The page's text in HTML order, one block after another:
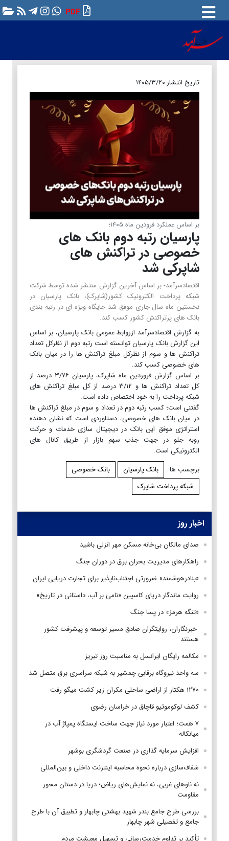
PDF
تاریخ انتشار:۱۴۰۵/۳/۲۰
بر اساس عملکرد فرودین ماه ۱۴۰۵؛
پارسیان رتبه دوم بانک های
خصوصی در تراکنش های
شاپرکی شد
اقتصادسرآمد- بر اساس آخرین گزارش منتشر شده توسط شرکت
شبکه پرداخت الکترونیک کشور(شاپرک)، بانک پارسیان در
نخستین ماه سال جاری موفق شد جایگاه ویژه ای در رتبه بندی
بانک های پرتراکنش کشور کسب کند.
به گزارش اقتصادسرآمد ازروابط عمومی بانک پارسیان، بر اساس
این گزارش بانک پارسیان توانسته است رتبه دوم از نظرکل تعداد
تراکنش ها و سوم از نظرکل مبلغ تراکنش ها را در میان بانک
های خصوصی کسب کند.
بر اساس گزارش فروردین ماه شاپرک، پارسیان ۳/۷۶ درصد از
کل تعداد تراکنش ها و ۳/۱۲ درصد از کل مبلغ تراکنش های
شبکه پرداخت را به خود اختصاص داده است.
گفتنی است؛ کسب رتبه دوم در تعداد و سوم در مبلغ تراکنش ها
در میان بانک های خصوصی، دستاوردی است که نشان دهنده
استراتژی موفق این بانک در دیجیتال سازی خدمات و حرکت
روبه جلو در جهت جذب سهم بازار از طریق کانال های
الکترونیکی است.
برچسب ها :
بانک پارسیان
بانک خصوصی
شبکه پرداخت شاپرک
اخبار روز
صدای مالکان بی‌خانه مسکن مهر انزلی باشید
راهکارهای مدیریت بحران برق در دوران جنگ
«بنادرهوشمند» ضرورتی اجتناب‌ناپذیر برای تجارت دریایی ایران
روایت ماندگار دریای کاسپین «نامی بر آب، داستانی در تاریخ»
«تنگه هرمز» در پسا جنگ
‌ خبرنگاران، روایتگران صادق مسیر توسعه و پیشرفت کشور
هستند
مکالمه رایگان ایرانسل به مناسبت روز تبریز
سه واحد نیروگاه برقابی چمشیر به شبکه سراسری برق متصل شد
۱۲۷۰ هکتار از اراضی ساحلی مکران زیر کشت میگو رفت
کشف لوکوموتیو قاچاق در خراسان رضوی
۷ همت؛ اعتبار مورد نیاز جهت ساخت ایستگاه پمپاژ آب در
میانکاله
افزایش سرمایه گذاری در صنعت گردشگری بوشهر
شفاف‌سازی درباره نحوه محاسبه اینترنت داخلی و بین‌المللی
نه ناوهای غربی، نه نمایش‌های ریاض؛ دریا در دستان محور
مقاومت
بررسی طرح جامع بندر شهید بهشتی چابهار و تطبیق آن با طرح
جامع و تفصیلی شهر چابهار
تأکید بر تداوم خدمت‌رسانی و تسهیل معیشت مردم